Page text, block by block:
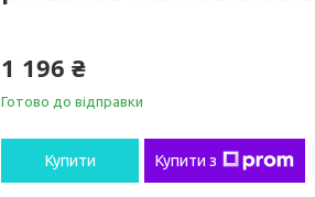
1 196 ₴
Готово до відправки
Купити Купити з